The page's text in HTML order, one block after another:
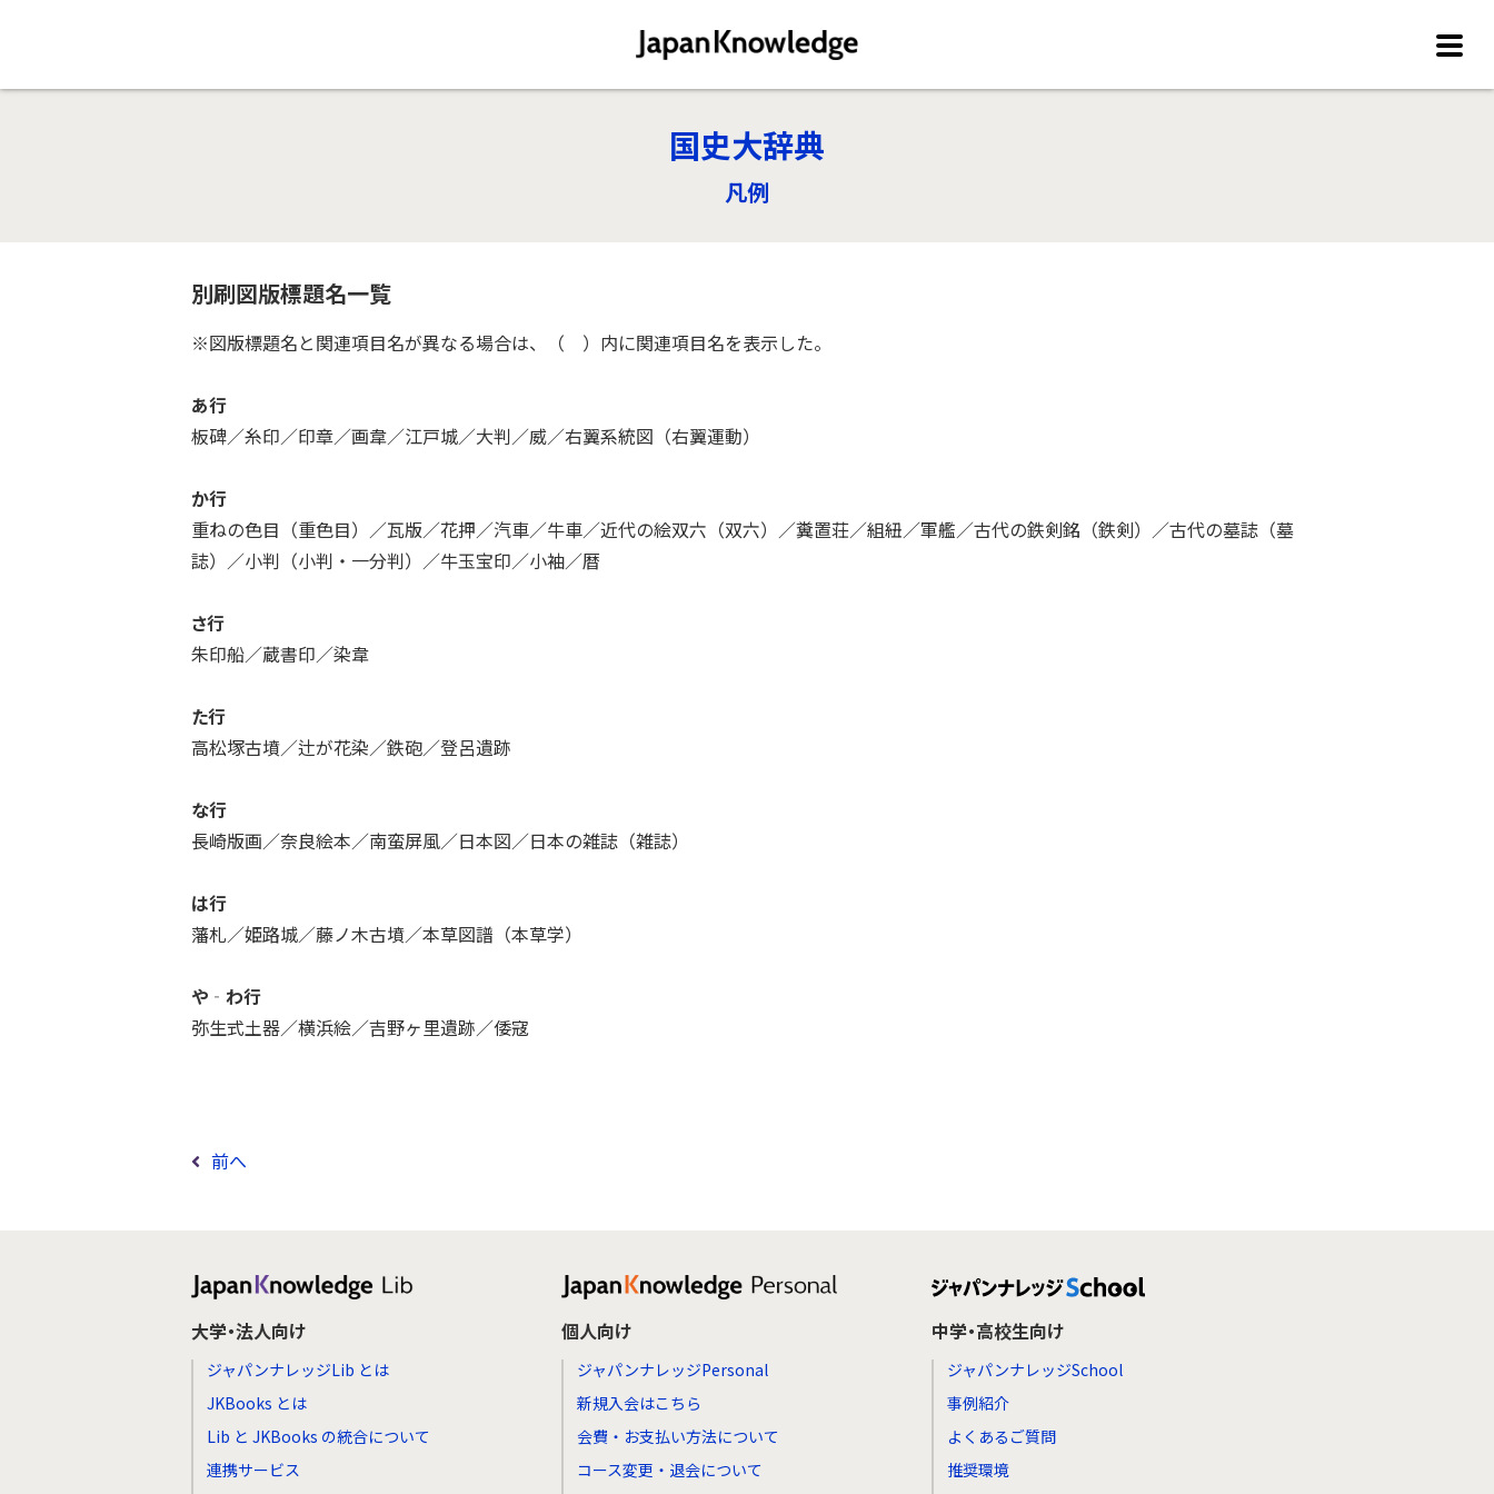
国史大辞典
凡例
別刷図版標題名一覧
※図版標題名と関連項目名が異なる場合は、（ ）内に関連項目名を表示した。
あ行
板碑／糸印／印章／画韋／江戸城／大判／威／右翼系統図（右翼運動）
か行
重ねの色目（重色目）／瓦版／花押／汽車／牛車／近代の絵双六（双六）／糞置荘／組紐／軍艦／古代の鉄剣銘（鉄剣）／古代の墓誌（墓
誌）／小判（小判・一分判）／牛玉宝印／小袖／暦
さ行
朱印船／蔵書印／染韋
た行
高松塚古墳／辻が花染／鉄砲／登呂遺跡
な行
長崎版画／奈良絵本／南蛮屏風／日本図／日本の雑誌（雑誌）
は行
藩札／姫路城／藤ノ木古墳／本草図譜（本草学）
や‐わ行
弥生式土器／横浜絵／吉野ヶ里遺跡／倭寇
前へ
大学・法人向け
ジャパンナレッジLib とは
JKBooks とは
Lib と JKBooks の統合について
連携サービス
個人向け
ジャパンナレッジPersonal
新規入会はこちら
会費・お支払い方法について
コース変更・退会について
中学・高校生向け
ジャパンナレッジSchool
事例紹介
よくあるご質問
推奨環境